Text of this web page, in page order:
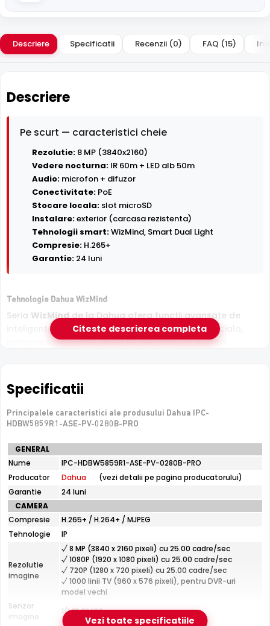
Descriere Specificatii Recenzii (0) FAQ (15)
Descriere
Pe scurt — caracteristici cheie
Rezolutie: 8 MP (3840x2160)
Vedere nocturna: IR 60m + LED alb 50m
Audio: microfon + difuzor
Conectivitate: PoE
Stocare locala: slot microSD
Instalare:exterior (carcasa rezistenta)
Tehnologii smart:WizMind, Smart Dual Light
Compresie: H.265+
Garantie: 24 luni
Tehnologie Dahua WizMind
Seria WizMindde la Dahua ofera functii avansate de
inteligenta artificiala, incluzand recunoastere faciala,
numarare persoane, detectie perimetru si analiza
Smart Dual Light
Dahua IPC-HDBW5859R1-ASE-PV-0280B-PRO combina
infrarosuculumina alba : pe timp de noapte,
functioneaza in mod IR discret, iar cand detecteaza o
miscare, comuta automat pe lumina alba pentru imagini
color clare ale evenimentului.
Cu tehnologiaWizColorde la Dahua (AI-ISP), Dahua IPC-
HDBW5859R1-ASE-PV-0280B-PRO genereaza imagini color
de inalta fidelitate in conditii de lumina extrem de scazuta
— fara zgomot digital, fara dare pe obiectele in miscare
(ghosting) si cu nevoie minima de lumina alba auxiliara.
Culorile hainelor si masinilor raman exacte, probe de
necontestat.Vezi ghidul complet WizColor →
Citeste descrierea completa
Specificatii
Principalele caracteristici ale produsului Dahua IPC-
HDBW5859R1-ASE-PV-0280B-PRO
Specificatii
tehnice
Dahua
IPC-
HDBW5859R1-
ASE-
PV-
0280B-
PRO
GENERAL
Nume
IPC-HDBW5859R1-ASE-PV-0280B-PRO
Producator
Dahua
(vezi detalii pe pagina producatorului)
Garantie
24 luni
CAMERA
Compresie
H.265+ / H.264+ / MJPEG
Tehnologie
IP
Rezolutie
imagine
√ 8 MP (3840 x 2160 pixeli) cu 25.00 cadre/sec
√ 1080P (1920 x 1080 pixeli) cu 25.00 cadre/sec
√ 720P (1280 x 720 pixeli) cu 25.00 cadre/sec
√ 1000 linii TV (960 x 576 pixeli), pentru DVR-uri
model vechi
Senzor
imagine
1/1.8" CMOS
Vezi toate specificatiile